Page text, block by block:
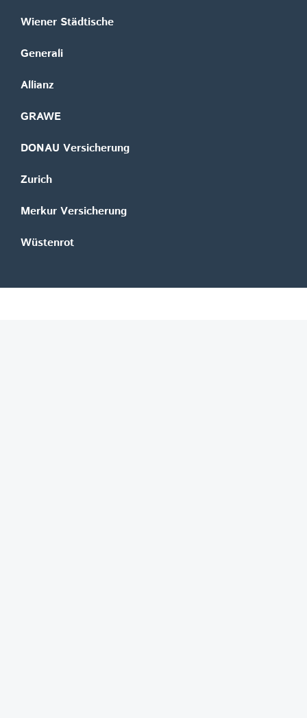
Wiener Städtische
Generali
Allianz
GRAWE
DONAU Versicherung
Zurich
Merkur Versicherung
Wüstenrot